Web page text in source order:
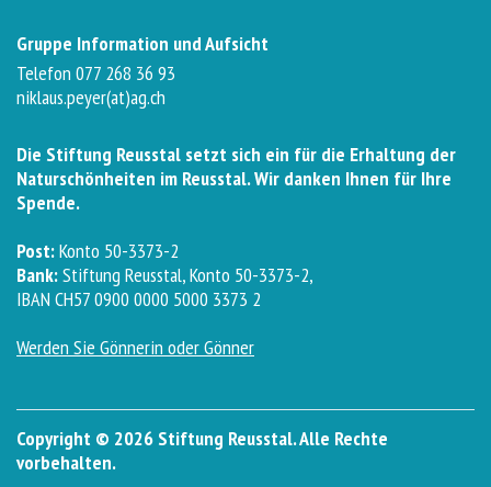
Gruppe Information und Aufsicht
Telefon 077 268 36 93
niklaus.peyer(at)ag.ch
Die Stiftung Reusstal setzt sich ein für die Erhaltung der
Naturschönheiten im Reusstal. Wir danken Ihnen für Ihre
Spende.
Post:Konto 50-3373-2
Bank:Stiftung Reusstal, Konto 50-3373-2,
IBAN CH57 0900 0000 5000 3373 2
Werden Sie Gönnerin oder Gönner
Copyright © 2026 Stiftung Reusstal. Alle Rechte
vorbehalten.